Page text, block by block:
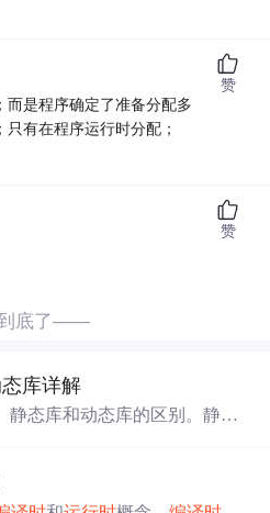
而是程序确定了准备分配多
有在程序运行时分配；
赞
赞
底了——
库详解
静态库和动态库的区别。静态
在
和Linux在创建动态库时有不同